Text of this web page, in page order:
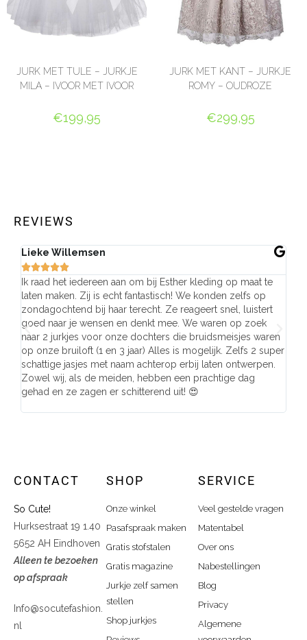
JURK MET TULE – JURKJE
MILA – IVOOR MET IVOOR
€199,95
JURK MET KANT – JURKJE
ROMY – OUDROZE
€299,95
REVIEWS
Lieke Willemsen

Ik raad het iedereen aan om bij Esther kleding op maat te
laten maken. Zij is echt fantastisch! We konden zelfs op
zondagochtend bij haar terecht. Ze reageert snel, luistert
goed naar je wensen en denkt mee. We waren op zoek
naar 2 jurkjes voor onze dochters die bruidsmeisjes waren
op onze bruiloft (1 en 3 jaar) Alles is mogelijk. Zelfs 2 super
schattige jasjes met naam achterop erbij laten ontwerpen.
Zowel wij, als de meiden, hebben een prachtige dag
gehad en ze zagen er schitterend uit! 😍
CONTACT
So Cute!
Hurksestraat 19 1.40
5652 AH Eindhoven
Alleen te bezoeken
op afspraak
Info@socutefashion.
nl
SHOP
Onze winkel
Pasafspraak maken
Gratis stofstalen
Gratis magazine
Jurkje zelf samen
stellen
Shop jurkjes
SERVICE
Veel gestelde vragen
Matentabel
Over ons
Nabestellingen
Blog
Privacy
Algemene